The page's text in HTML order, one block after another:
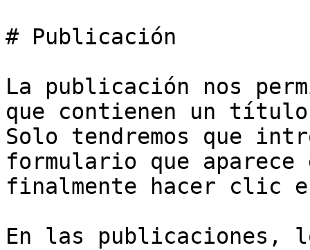
# Publicación
La publicación nos
que contienen un
Solo tendremos que
formulario que
finalmente hacer clic
En las publicaciones,